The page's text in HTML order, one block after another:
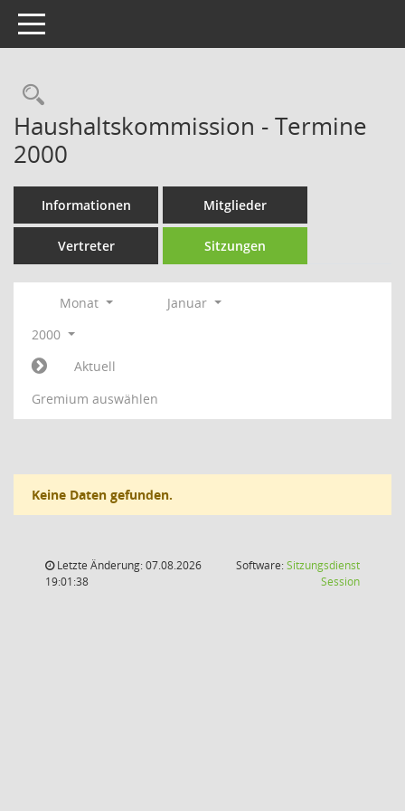
Toggle navigation
Rechercheauswahl
Haushaltskommission - Termine
2000
Informationen Mitglieder
Vertreter Sitzungen
Monat
Januar
2000
Aktuell
Gremium auswählen
Keine Daten gefunden.
Letzte Änderung: 07.08.2026
19:01:38
Software:Sitzungsdienst
Session(Wird in